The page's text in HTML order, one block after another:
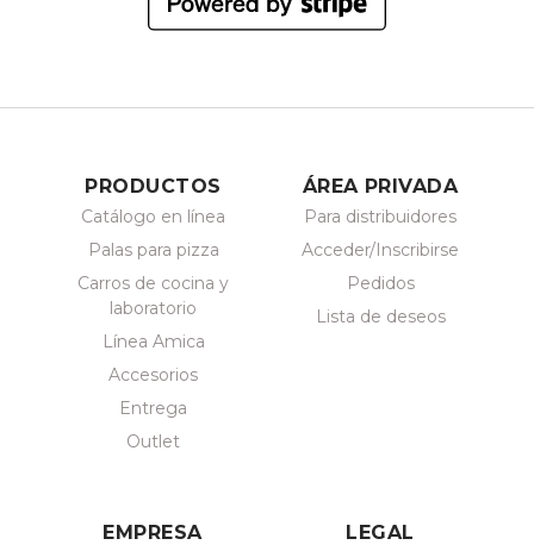
PRODUCTOS
Catálogo en línea
Palas para pizza
Carros de cocina y
laboratorio
Línea Amica
Accesorios
Entrega
Outlet
ÁREA PRIVADA
Para distribuidores
Acceder/Inscribirse
Pedidos
Lista de deseos
EMPRESA LEGAL